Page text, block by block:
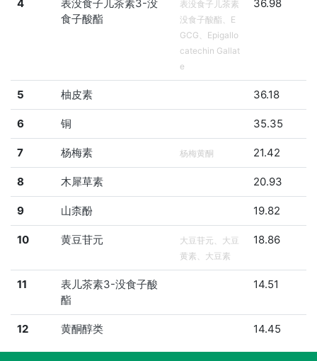
4
表没食子儿茶素3-没
食子酸酯
表没食子儿茶素
没食子酸酯、E
GCG、Epigallo
catechin Gallat
e
36.98
5 柚皮素 36.18
6 铜 35.35
7 杨梅素 杨梅黄酮 21.42
8 木犀草素 20.93
9 山柰酚 19.82
10 黄豆苷元
大豆苷元、大豆
黄素、大豆素
18.86
11
表儿茶素3-没食子酸
酯
14.51
12 黄酮醇类 14.45